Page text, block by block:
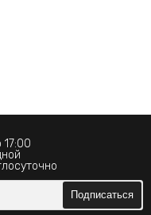
Подписаться